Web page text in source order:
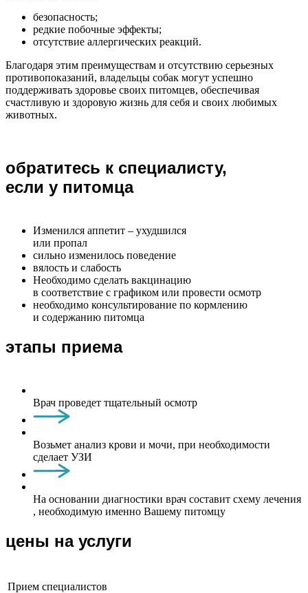
безопасность;
редкие побочные эффекты;
отсутствие аллергических реакций.
Благодаря этим преимуществам и отсутствию серьезных
противопоказаний, владельцы собак могут успешно
поддерживать здоровье своих питомцев, обеспечивая
счастливую и здоровую жизнь для себя и своих любимых
животных.
обратитесь к специалисту,
если у питомца
Изменился аппетит – ухудшился
или пропал
сильно изменилось поведение
вялость и слабость
Необходимо сделать вакцинацию
в соответствие с графиком или провести осмотр
необходимо консультирование по кормлению
и содержанию питомца
этапы приема
Врач проведет тщательный осмотр
Возьмет анализ крови и мочи, при необходимости
сделает УЗИ
На основании диагностики врач составит схему лечения
, необходимую именно Вашему питомцу
цены на услуги
Прием специалистов